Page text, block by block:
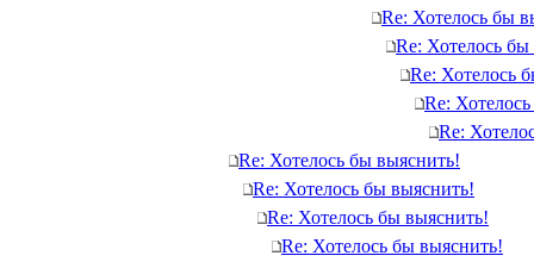
Re: Хотелось бы
Re: Хотелось
Re: Хотелось
Re:
Re:
Re: Хотелось бы выяснить!
Re: Хотелось бы выяснить!
Re: Хотелось бы выяснить!
Re: Хотелось бы выяснить!